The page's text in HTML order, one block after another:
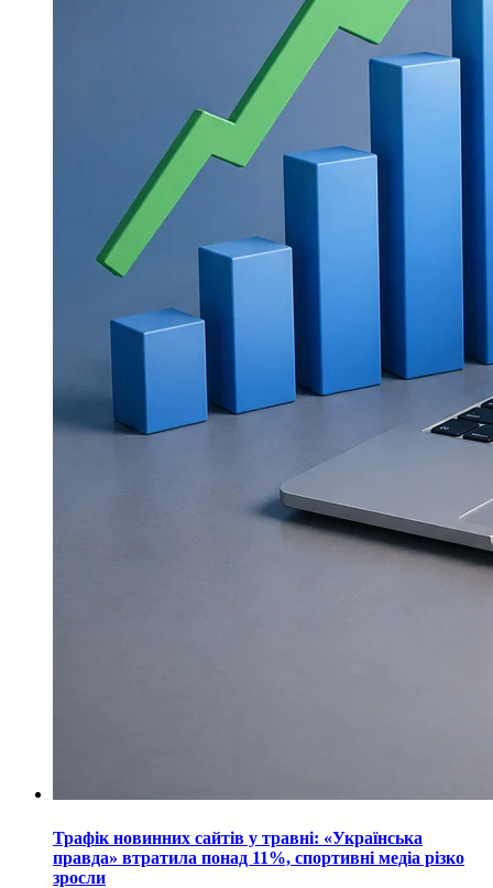
Трафік новинних сайтів у травні: «Українська
правда» втратила понад 11%, спортивні медіа різко
зросли